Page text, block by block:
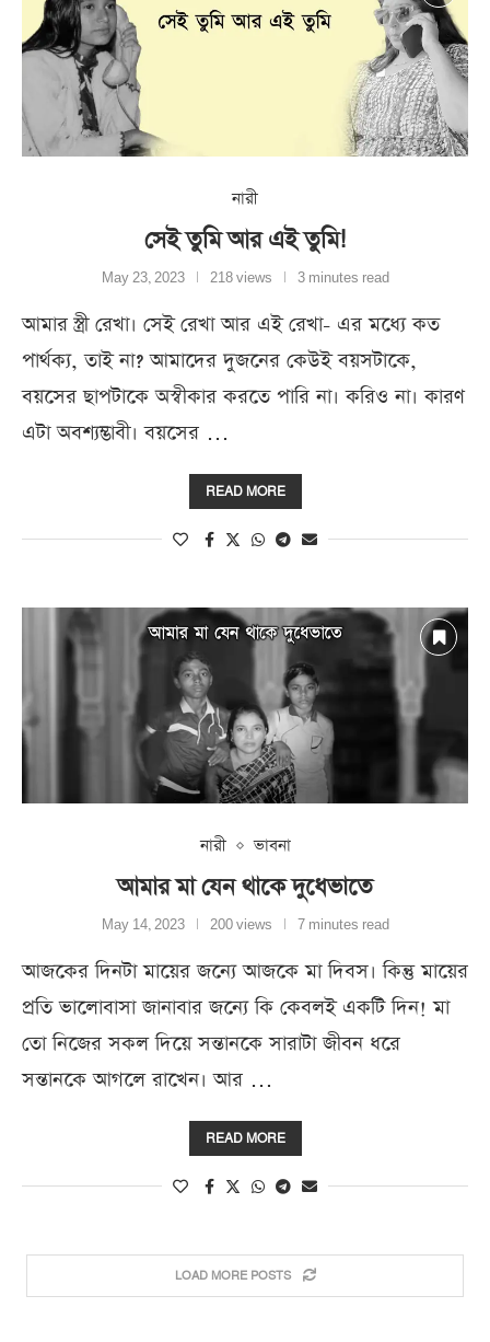
নারী
সেই তুমি আর এই তুমি!
May 23, 2023 218 views 3 minutes read
আমার স্ত্রী রেখা। সেই রেখা আর এই রেখা- এর মধ্যে কত
পার্থক্য, তাই না? আমাদের দুজনের কেউই বয়সটাকে,
বয়সের ছাপটাকে অস্বীকার করতে পারি না। করিও না। কারণ
এটা অবশ্যম্ভাবী। বয়সের …
READ MORE
নারী ভাবনা
আমার মা যেন থাকে দুধেভাতে
May 14, 2023 200 views 7 minutes read
আজকের দিনটা মায়ের জন্যে আজকে মা দিবস। কিন্তু মায়ের
প্রতি ভালোবাসা জানাবার জন্যে কি কেবলই একটি দিন! মা
তো নিজের সকল দিয়ে সন্তানকে সারাটা জীবন ধরে
সন্তানকে আগলে রাখেন। আর …
READ MORE
LOAD MORE POSTS